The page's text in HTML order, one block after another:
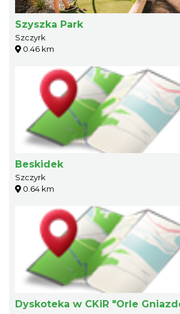
Szyszka Park
Szczyrk
0.46 km
Beskidek
Szczyrk
0.64 km
Dyskoteka w CKiR "Orle